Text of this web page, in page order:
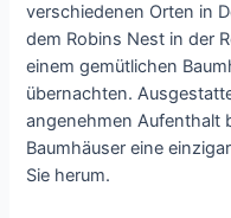
verschiedenen Orten in
dem Robins Nest in der
einem gemütlichen
übernachten.
angenehmen Aufenthalt
Baumhäuser eine
Sie herum.